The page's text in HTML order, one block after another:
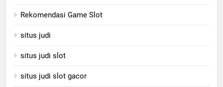
Rekomendasi Game Slot
situs judi
situs judi slot
situs judi slot gacor